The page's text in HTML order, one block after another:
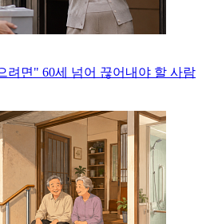
려면" 60세 넘어 끊어내야 할 사람